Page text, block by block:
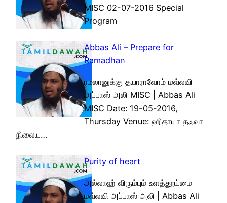
MISC 02-07-2016 Special
Program
Abbas Ali – Prepare for
Ramadhan
ரமலானுக்கு தயாராவோம் மவ்லவி
அப்பாஸ் அலி MISC | Abbas Ali
MISC Date: 19-05-2016,
Thursday Venue: ஹிதாயா தஃவா
நிலைய…
Purity of heart
அல்லாஹ் விரும்பும் உளத்தூய்மை
மவ்லவி அப்பாஸ் அலி | Abbas Ali